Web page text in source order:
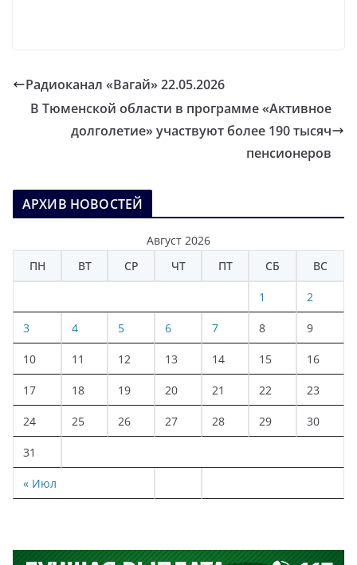
Радиоканал «Вагай» 22.05.2026
В Тюменской области в программе «Активное
долголетие» участвуют более 190 тысяч
пенсионеров
АРХИВ НОВОСТЕЙ
Август 2026
ПН
ВТ СР ЧТ ПТ СБ ВС
« Июл
1 2
3 4 5 6 7 8 9
10 11 12 13 14 15 16
17 18 19 20 21 22 23
24 25 26 27 28 29 30
31